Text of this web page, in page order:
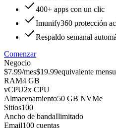
400+ apps con un clic
Imunify360 protección
Respaldo semanal
Comenzar
Negocio
$7.99/mes$19.99equivalente
RAM4 GB
vCPU2x CPU
Almacenamiento50 GB NVMe
Sitios100
Ancho de bandaIlimitado
Email100 cuentas